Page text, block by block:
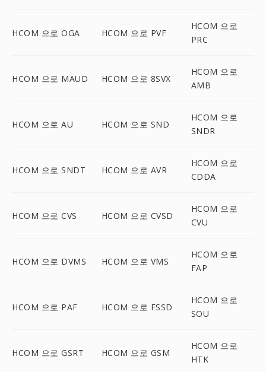
HCOM 으로 OGA HCOM 으로 PVF
HCOM 으로
PRC
HCOM 으로 MAUD HCOM 으로 8SVX
HCOM 으로
AMB
HCOM 으로 AU HCOM 으로 SND
HCOM 으로
SNDR
HCOM 으로 SNDT HCOM 으로 AVR
HCOM 으로
CDDA
HCOM 으로 CVS HCOM 으로 CVSD
HCOM 으로
CVU
HCOM 으로 DVMS HCOM 으로 VMS
HCOM 으로
FAP
HCOM 으로 PAF HCOM 으로 FSSD
HCOM 으로
SOU
HCOM 으로 GSRT HCOM 으로 GSM
HCOM 으로
HTK